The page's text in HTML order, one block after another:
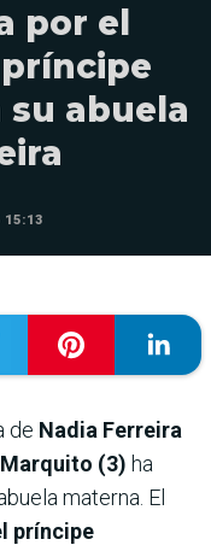
por el
abuela
15:13
de Nadia Ferreira
Marquito (3) ha
materna. El
príncipe